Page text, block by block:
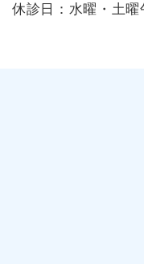
休診日：水曜・土